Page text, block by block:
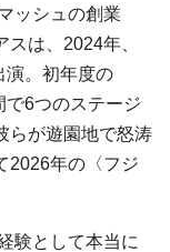
ッシュの創業
は、2024年、
演。初年度の
で6つのステージ
らが遊園地で怒涛
2026年の〈フジ
験として本当に